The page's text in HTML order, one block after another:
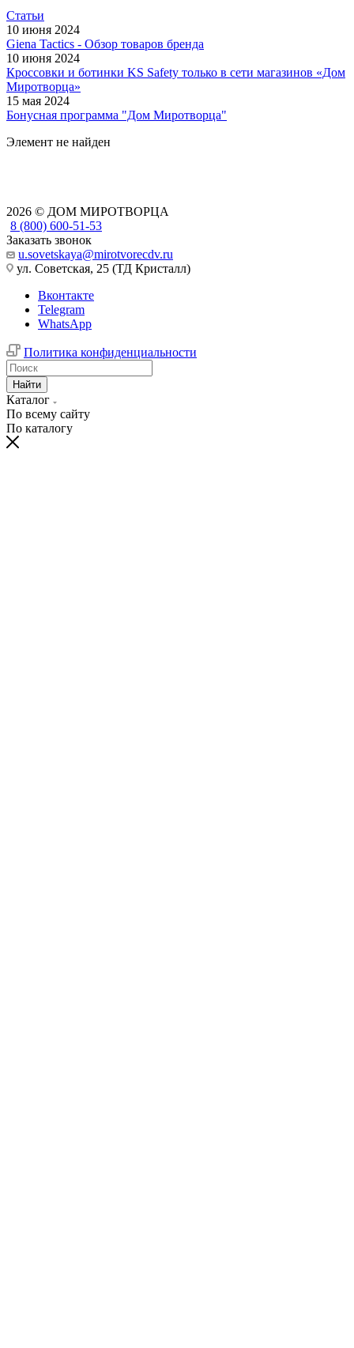
Статьи
10 июня 2024
Giena Tactics - Обзор товаров бренда
10 июня 2024
Кроссовки и ботинки KS Safety только в сети магазинов «Дом
Миротворца»
15 мая 2024
Бонусная программа "Дом Миротворца"
Элемент не найден
2026 © ДОМ МИРОТВОРЦА
8 (800) 600-51-53
Заказать звонок
u.sovetskaya@mirotvorecdv.ru
ул. Советская, 25 (ТД Кристалл)
Вконтакте
Telegram
WhatsApp
Политика конфиденциальности
Найти
Каталог
По всему сайту
По каталогу